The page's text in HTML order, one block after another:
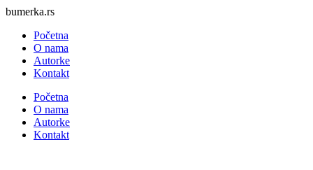
bumerka.rsSkočite
sadržaj
Početna
O nama
Autorke
Kontakt
Početna
O nama
Autorke
Kontakt